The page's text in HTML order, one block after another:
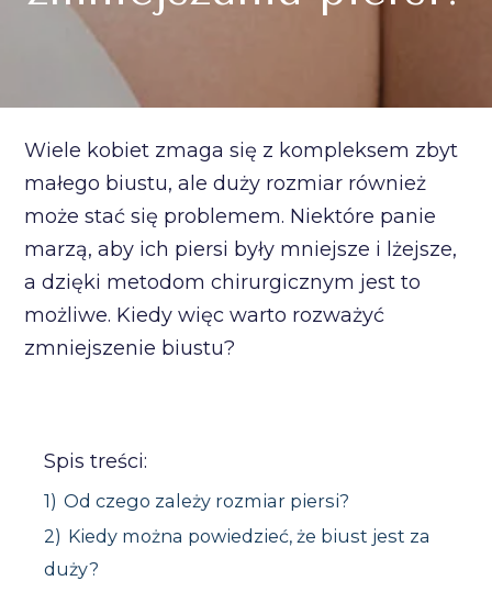
Wiele kobiet zmaga się z kompleksem zbyt
małego biustu, ale duży rozmiar również
może stać się problemem. Niektóre panie
marzą, aby ich piersi były mniejsze i lżejsze,
a dzięki metodom chirurgicznym jest to
możliwe. Kiedy więc warto rozważyć
zmniejszenie biustu?
Spis treści:
1) Od czego zależy rozmiar piersi?
2) Kiedy można powiedzieć, że biust jest za
duży?